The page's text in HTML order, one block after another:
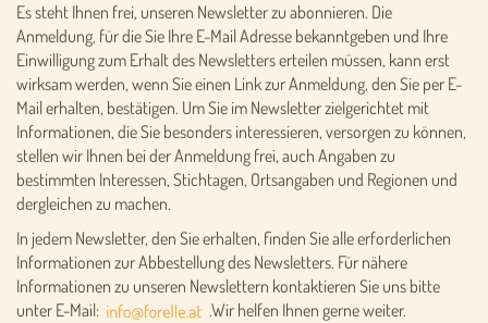
Es steht Ihnen frei, unseren Newsletter zu abonnieren. Die
Anmeldung, für die Sie Ihre E-Mail Adresse bekanntgeben und Ihre
Einwilligung zum Erhalt des Newsletters erteilen müssen, kann erst
wirksam werden, wenn Sie einen Link zur Anmeldung, den Sie per E-
Mail erhalten, bestätigen. Um Sie im Newsletter zielgerichtet mit
Informationen, die Sie besonders interessieren, versorgen zu können,
stellen wir Ihnen bei der Anmeldung frei, auch Angaben zu
bestimmten Interessen, Stichtagen, Ortsangaben und Regionen und
dergleichen zu machen.
In jedem Newsletter, den Sie erhalten, finden Sie alle erforderlichen
Informationen zur Abbestellung des Newsletters. Für nähere
Informationen zu unseren Newslettern kontaktieren Sie uns bitte
unter E-Mail:
.Wir helfen Ihnen gerne weiter.